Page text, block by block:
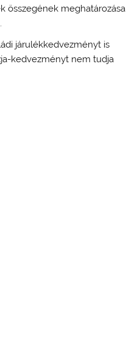
összegének meghatározása
járulékkedvezményt is
kedvezményt nem tudja